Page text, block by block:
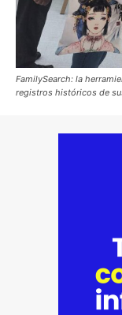
FamilySearch: la
registros históricos de